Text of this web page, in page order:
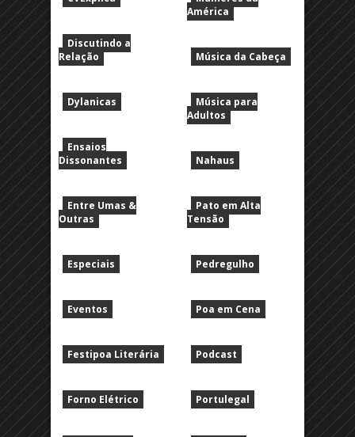
Discutindo a
Relação
Dylanicas
Ensaios
Dissonantes
Entre Umas &
Outras
Especiais
Eventos
Festipoa Literária
Forno Elétrico
América
Música da Cabeça
Música para
Adultos
Nahaus
Pato em Alta
Tensão
Pedregulho
Poa em Cena
Podcast
Portulegal